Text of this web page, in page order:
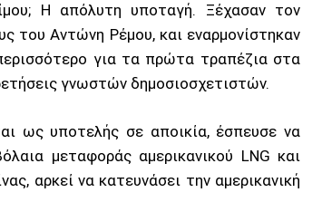
Η απόλυτη υποταγή. Ξέχασαν τον
του Αντώνη Ρέμου, και εναρμονίστηκαν
για τα πρώτα τραπέζια στα
γνωστών δημοσιοσχετιστών.
ως υποτελής σε αποικία, έσπευσε να
μεταφοράς αμερικανικού LNG και
αρκεί να κατευνάσει την αμερικανική